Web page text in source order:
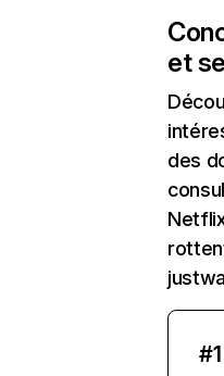
et
des
#1